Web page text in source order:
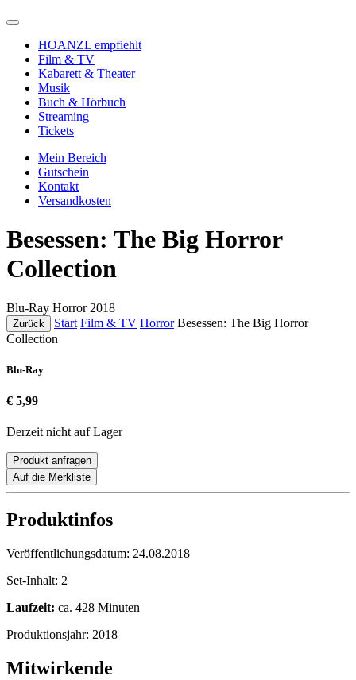
HOANZL empfiehlt
Film & TV
Kabarett & Theater
Musik
Buch & Hörbuch
Streaming
Tickets
Mein Bereich
Gutschein
Kontakt
Versandkosten
Besessen: The Big Horror
Collection
Blu-Ray Horror 2018
Zurück Start Film & TV Horror Besessen: The Big Horror
Collection
Blu-Ray
€ 5,99
Derzeit nicht auf Lager
Produkt anfragen
Auf die Merkliste
Produktinfos
Veröffentlichungsdatum: 24.08.2018
Set-Inhalt: 2
Laufzeit: ca. 428 Minuten
Produktionsjahr: 2018
Mitwirkende